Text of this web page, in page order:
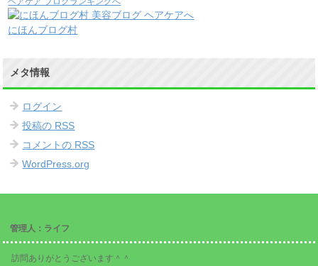
にほんブログ村
メタ情報
ログイン
投稿の RSS
コメントの RSS
WordPress.org
管理人：ライフ
訪問ありがとうございます＾＾